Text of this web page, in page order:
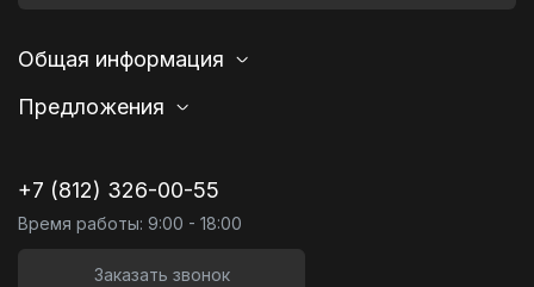
Общая информация
Предложения
+7 (812) 326-00-55
Время работы: 9:00 - 18:00
Заказать звонок